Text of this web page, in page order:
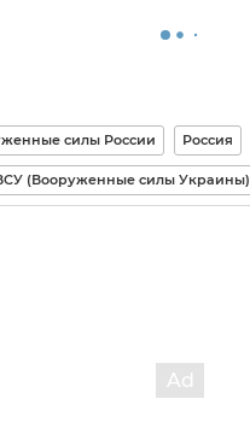
силы России Россия
(Вооруженные силы Украины)